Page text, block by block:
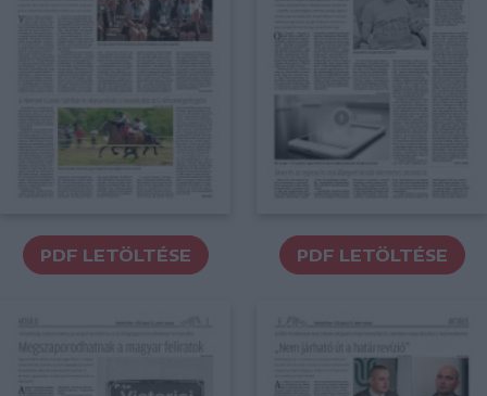
PDF LETÖLTÉSE PDF LETÖLTÉSE